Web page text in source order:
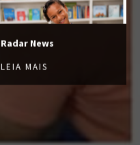
Radar News
LEIA MAIS